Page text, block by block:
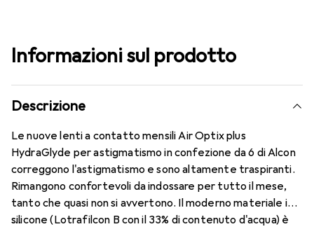
Informazioni sul prodotto
Descrizione
Le nuove lenti a contatto mensili Air Optix plus
HydraGlyde per astigmatismo in confezione da 6 di Alcon
correggono l'astigmatismo e sono altamente traspiranti.
Rimangono confortevoli da indossare per tutto il mese,
tanto che quasi non si avvertono. Il moderno materiale in
silicone (Lotrafilcon B con il 33% di contenuto d'acqua) è